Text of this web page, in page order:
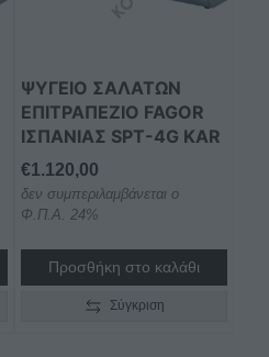
ΨΥΓΕΙΟ ΣΑΛΑΤΩΝ
ΕΠΙΤΡΑΠΕΖΙΟ FAGOR
ΙΣΠΑΝΙΑΣ SPT-4G KAR
€1.120,00
δεν συμπεριλαμβάνεται ο
Φ.Π.Α. 24%
Προσθήκη στο καλάθι
Σύγκριση